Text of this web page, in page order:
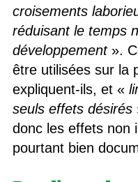
croisements
réduisant le temps
développement».
être utilisées sur la
expliquent-ils, et «
seuls effets désirés
donc les effets non
pourtant bien